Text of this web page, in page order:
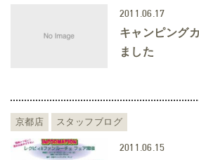
2011.06.17
キャンピング
ました
京都店 スタッフブログ
2011.06.15